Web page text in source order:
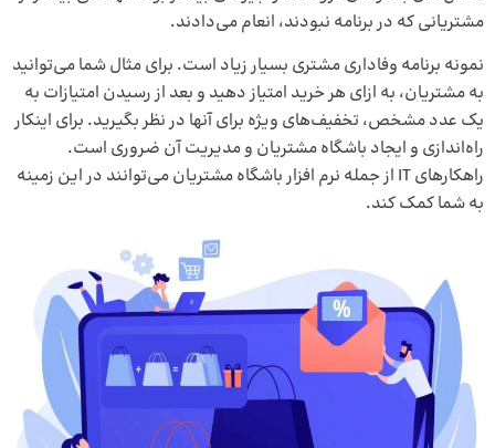
مشتریانی که در برنامه نبودند، انعام می‌دادند.
نمونه‌ برنامه‌ وفاداری مشتری بسیار زیاد است. برای مثال شما می‌توانید
به مشتریان، به ازای هر خرید امتیاز دهید و بعد از رسیدن امتیازات به
یک عدد مشخص، تخفیف‌های ویژه برای آنها در نظر بگیرید. برای اینکار
راه‌اندازی و ایجاد باشگاه مشتریان و مدیریت آن ضروری است.
راهکارهای IT از جمله
نرم‌ افزار باشگاه مشتریانمی‌توانند در این زمینه
به شما کمک کند.